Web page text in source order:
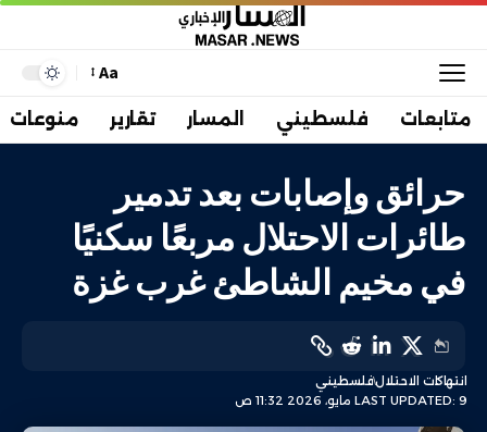
Aa
متابعات فلسطيني المسار تقارير منوعات
حرائق وإصابات بعد تدمير
طائرات الاحتلال مربعًا سكنيًا
في مخيم الشاطئ غرب غزة
LAST UPDATED: 9 مايو، 2026 11:32 ص
انتهاكات الاحتلالفلسطيني